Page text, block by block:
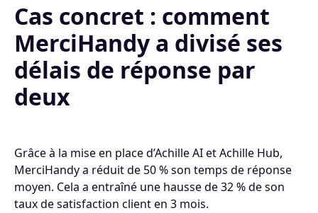
Cas concret : comment
MerciHandy a divisé ses
délais de réponse par
deux
Grâce à la mise en place d’Achille AI et Achille Hub,
MerciHandy a réduit de 50 % son temps de réponse
moyen. Cela a entraîné une hausse de 32 % de son
taux de satisfaction client en 3 mois.